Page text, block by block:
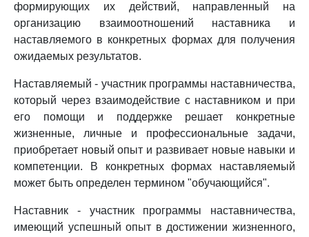
формирующих их действий, направленный на
организацию взаимоотношений наставника и
наставляемого в конкретных формах для получения
ожидаемых результатов.
Наставляемый - участник программы наставничества,
который через взаимодействие с наставником и при
его помощи и поддержке решает конкретные
жизненные, личные и профессиональные задачи,
приобретает новый опыт и развивает новые навыки и
компетенции. В конкретных формах наставляемый
может быть определен термином "обучающийся".
Наставник - участник программы наставничества,
имеющий успешный опыт в достижении жизненного,